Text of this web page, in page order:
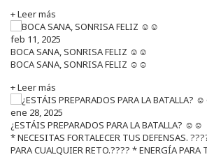
+ Leer más
feb 11, 2025
BOCA SANA, SONRISA FELIZ ☺️☺️
BOCA SANA, SONRISA FELIZ ☺️☺️
+ Leer más
ene 28, 2025
¿ESTÁIS PREPARADOS PARA LA BATALLA? ☺️☺️
* NECESITAS FORTALECER TUS DEFENSAS.
PARA CUALQUIER RETO.???? * ENERGÍA PARA